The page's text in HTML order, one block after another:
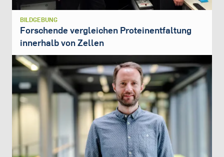
BILDGEBUNG
Forschende vergleichen Proteinentfaltung
innerhalb von Zellen